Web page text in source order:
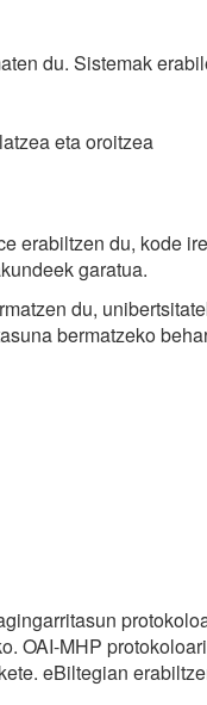
du. Sistemak
eta oroitzea
erabiltzen du, kode
garatua.
du,
bermatzeko
OAI-MHP
eBiltegian